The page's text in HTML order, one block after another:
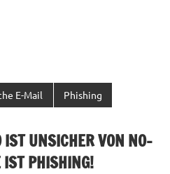
E-Mail Phishing
UNSICHER VON NO-
IST PHISHING!